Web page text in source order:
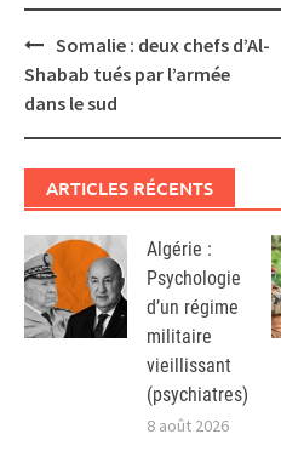
Post
navigation
Somalie : deux chefs d’Al-
Shabab tués par l’armée
dans le sud
ARTICLES RÉCENTS
Algérie :
Psychologie
d’un régime
militaire
vieillissant
(psychiatres)
8 août 2026